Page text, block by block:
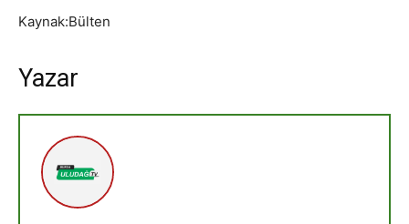
Kaynak:Bülten
Yazar